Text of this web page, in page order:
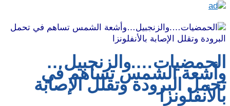
الشمس تساهم في
البرودة وتقلل الإصابة